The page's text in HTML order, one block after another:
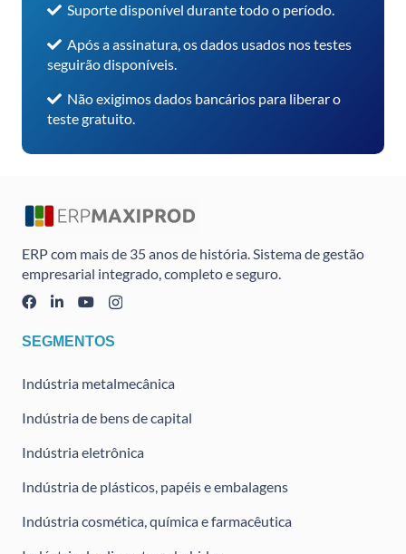
Suporte disponível durante todo o período.
Após a assinatura, os dados usados nos testes
seguirão disponíveis.
Não exigimos dados bancários para liberar o
teste gratuito.
ERP com mais de 35 anos de história. Sistema de gestão
empresarial integrado, completo e seguro.
SEGMENTOS
Indústria metalmecânica
Indústria de bens de capital
Indústria eletrônica
Indústria de plásticos, papéis e embalagens
Indústria cosmética, química e farmacêutica